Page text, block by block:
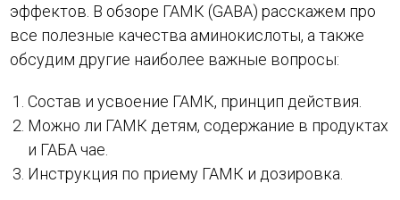
эффектов. В обзоре ГАМК (GABA) расскажем про
все полезные качества аминокислоты, а также
обсудим другие наиболее важные вопросы:
Состав и усвоение ГАМК, принцип действия.
Можно ли ГАМК детям, содержание в продуктах
и ГАБА чае.
Инструкция по приему ГАМК и дозировка.